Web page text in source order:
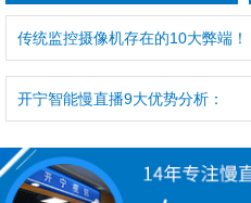
传统监控摄像机存在的10大弊端！
开宁智能慢直播9大优势分析：